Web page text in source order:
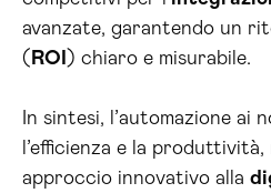
avanzate, garantendo un
( ROI ) chiaro e misurabile.
In sintesi, l’automazione ai
l’efficienza e la
approccio innovativo alla